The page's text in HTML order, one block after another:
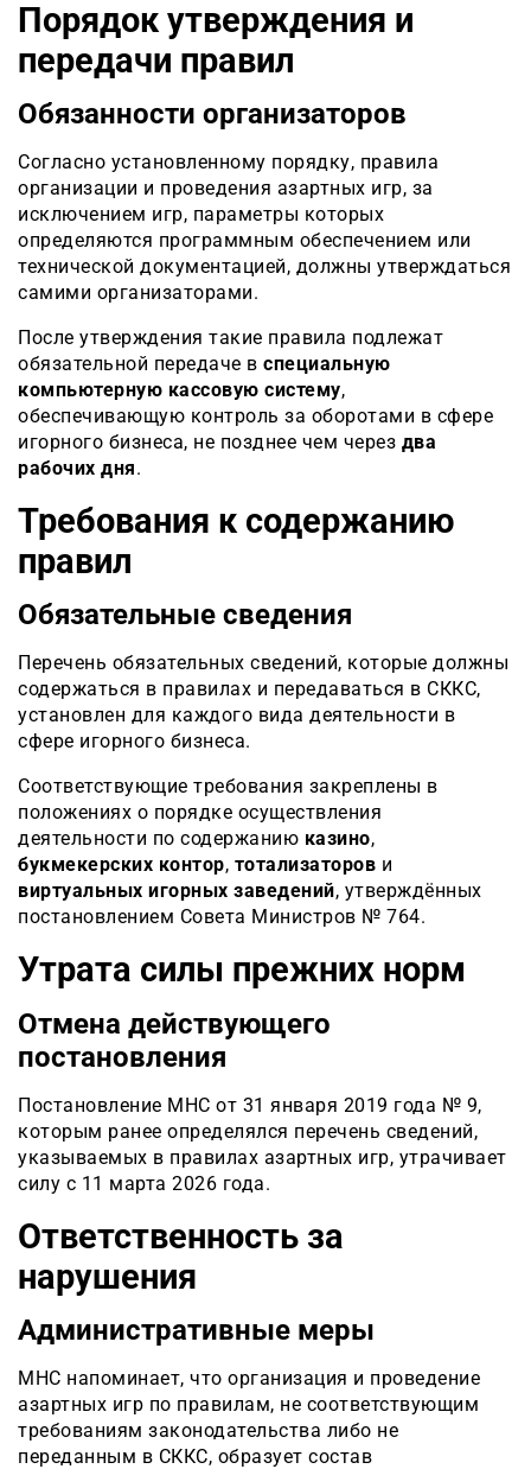
Порядок утверждения и
передачи правил
Обязанности организаторов
Согласно установленному порядку, правила
организации и проведения азартных игр, за
исключением игр, параметры которых
определяются программным обеспечением или
технической документацией, должны утверждаться
самими организаторами.
После утверждения такие правила подлежат
обязательной передаче в специальную
компьютерную кассовую систему,
обеспечивающую контроль за оборотами в сфере
игорного бизнеса, не позднее чем через два
рабочих дня.
Требования к содержанию
правил
Обязательные сведения
Перечень обязательных сведений, которые должны
содержаться в правилах и передаваться в СККС,
установлен для каждого вида деятельности в
сфере игорного бизнеса.
Соответствующие требования закреплены в
положениях о порядке осуществления
деятельности по содержанию казино,
букмекерских контор, тотализаторов и
виртуальных игорных заведений, утверждённых
постановлением Совета Министров № 764.
Утрата силы прежних норм
Отмена действующего
постановления
Постановление МНС от 31 января 2019 года № 9,
которым ранее определялся перечень сведений,
указываемых в правилах азартных игр, утрачивает
силу с 11 марта 2026 года.
Ответственность за
нарушения
Административные меры
МНС напоминает, что организация и проведение
азартных игр по правилам, не соответствующим
требованиям законодательства либо не
переданным в СККС, образует состав